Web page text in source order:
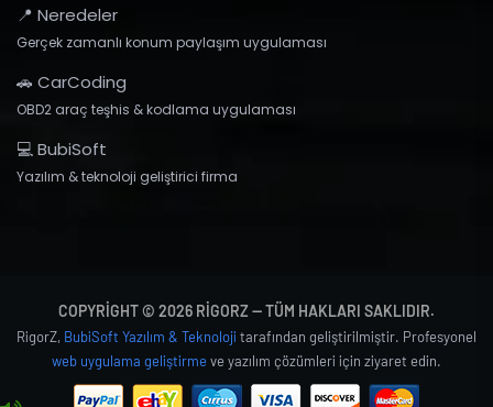
📍 Neredeler
Gerçek zamanlı konum paylaşım uygulaması
🚗 CarCoding
OBD2 araç teşhis & kodlama uygulaması
💻 BubiSoft
Yazılım & teknoloji geliştirici firma
COPYRIGHT © 2026 RIGORZ — TÜM HAKLARI SAKLIDIR.
RigorZ, BubiSoft Yazılım & Teknoloji tarafından geliştirilmiştir. Profesyonel
web uygulama geliştirmeve yazılım çözümleri için ziyaret edin.